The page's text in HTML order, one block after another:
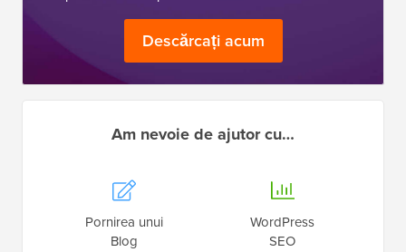
Descărcați acum
Am nevoie de ajutor cu…
Pornirea unui
Blog
WordPress
SEO